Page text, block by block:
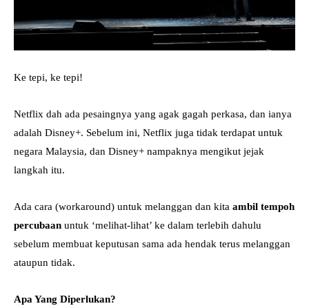
Ke tepi, ke tepi!
Netflix dah ada pesaingnya yang agak gagah perkasa, dan ianya
adalah Disney+. Sebelum ini, Netflix juga tidak terdapat untuk
negara Malaysia, dan Disney+ nampaknya mengikut jejak
langkah itu.
Ada cara (workaround) untuk melanggan dan kita ambil tempoh
percubaan untuk ‘melihat-lihat’ ke dalam terlebih dahulu
sebelum membuat keputusan sama ada hendak terus melanggan
ataupun tidak.
Apa Yang Diperlukan?